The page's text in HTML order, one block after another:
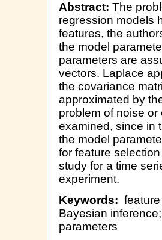
Abstract: The
regression models
features, the
the model
parameters are
vectors. Laplace
the covariance
approximated by
problem of noise
examined, since in
the model
for feature
study for a time
experiment.
Keywords:
Bayesian
parameters